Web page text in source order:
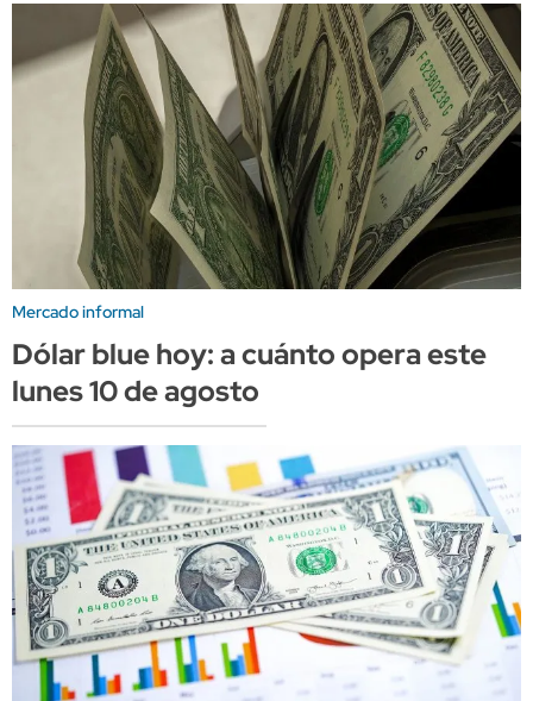
Mercado informal
Dólar blue hoy: a cuánto opera este
lunes 10 de agosto